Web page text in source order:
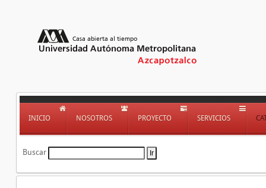
INICIO NOSOTROS PROYECTO SERVICIOS
Buscar